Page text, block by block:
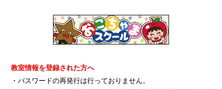
教室情報を登録された方へ
・パスワードの再発行は行っておりません。